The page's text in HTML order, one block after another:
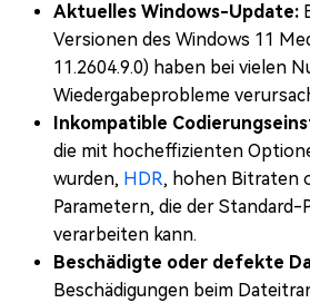
Aktuelles Windows-Update:
Versionen des Windows 11
11.2604.9.0) haben bei vielen
Wiedergabeprobleme
Inkompatible
die mit hocheffizienten
wurden, HDR, hohen Bitraten
Parametern, die der
verarbeiten kann.
Beschädigte oder defekte
Beschädigungen beim